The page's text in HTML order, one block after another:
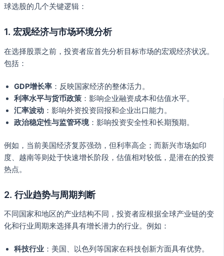
球选股的几个关键逻辑：
1. 宏观经济与市场环境分析
在选择股票之前，投资者应首先分析目标市场的宏观经济状况。
包括：
GDP增长率 ：反映国家经济的整体活力。
利率水平与货币政策 ：影响企业融资成本和估值水平。
汇率波动 ：影响外资投资回报和企业出口能力。
政治稳定性与监管环境：影响投资安全性和长期预期。
例如，当前美国经济复苏强劲，但利率高企；而新兴市场如印
度、越南等则处于快速增长阶段，估值相对较低，是潜在的投资
热点。
2. 行业趋势与周期判断
不同国家和地区的产业结构不同，投资者应根据全球产业链的变
化和行业周期来选择具有增长潜力的行业。例如：
科技行业 ：美国、以色列等国家在科技创新方面具有优势。